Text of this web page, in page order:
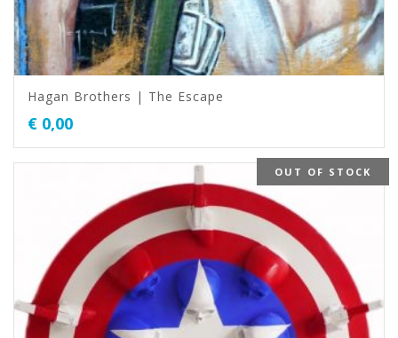
Hagan Brothers | The Escape
€ 0,00
OUT OF STOCK